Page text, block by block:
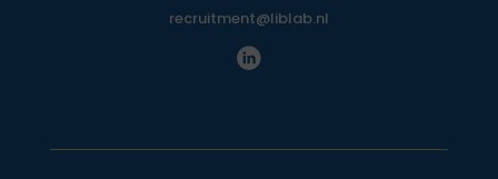
recruitment@liblab.nl